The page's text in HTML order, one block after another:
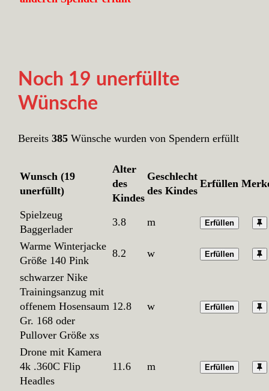
Noch 19 unerfüllte
Wünsche
Bereits 385Wünsche wurden von Spendern erfüllt
Wunsch (19
unerfüllt)
Alter
des
Kindes
Geschlecht
des Kindes
Erfüllen
Spielzeug
Baggerlader
3.8 m Erfüllen
Warme Winterjacke
Größe 140 Pink
8.2 w Erfüllen
schwarzer Nike
Trainingsanzug mit
offenem Hosensaum
Gr. 168 oder
Pullover Größe xs
12.8 w Erfüllen
Drone mit Kamera
4k .360C Flip
Headles
11.6 m Erfüllen